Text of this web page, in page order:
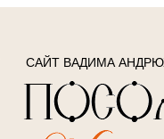
САЙТ ВАДИМА